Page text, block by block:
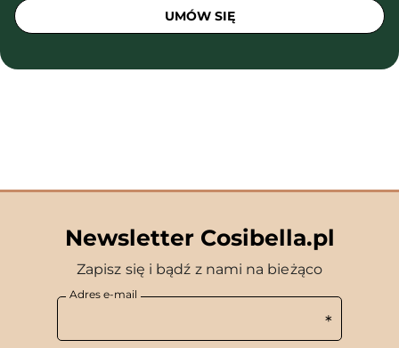
UMÓW SIĘ
Newsletter Cosibella.pl
Zapisz się i bądź z nami na bieżąco
Adres e-mail